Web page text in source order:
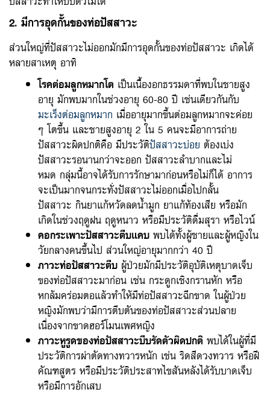
2. มีการอุดกั้นของท่อปัสสาวะ
ส่วนใหญ่ที่ปัสสาวะไม่ออกมักมีการอุดกั้นของท่อปัสสาวะ เกิดได้
หลายสาเหตุ อาทิ
โรคต่อมลูกหมากโต เป็นเนื้องอกธรรมดาที่พบในชายสูง
อายุ มักพบมากในช่วงอายุ 60-80 ปี เช่นเดียวกันกับ
มะเร็งต่อมลูกหมาก เมื่ออายุมากขึ้นต่อมลูกหมากจะค่อย
ๆ โตขึ้น และชายสูงอายุ 2 ใน 5 คนจะมีอาการถ่าย
ปัสสาวะผิดปกติคือ มีประวัติปัสสาวะบ่อย ต้องเบ่ง
ปัสสาวะรอนานกว่าจะออก ปัสสาวะลำบากและไม่
หมด กลุ่มนี้อาจได้รับการรักษามาก่อนหรือไม่ก็ได้ อาการ
จะเป็นมากจนกระทั่งปัสสาวะไม่ออกเมื่อไปกลั้น
ปัสสาวะ กินยาแก้หวัดลดน้ำมูก ยาแก้ท้องเสีย หรือมัก
เกิดในช่วงฤดูฝน ฤดูหนาว หรือมีประวัติดื่มสุรา หรือไวน์
คอกระเพาะปัสสาวะตีบแคบ พบได้ทั้งผู้ชายและผู้หญิงใน
วัยกลางคนขึ้นไป ส่วนใหญ่อายุมากกว่า 40 ปี
ภาวะท่อปัสสาวะตีบ ผู้ป่วยมักมีประวัติอุบัติเหตุบาดเจ็บ
ของท่อปัสสาวะมาก่อน เช่น กระดูกเชิงกรานหัก หรือ
หกล้มคร่อมตอแล้วทำให้มีท่อปัสสาวะฉีกขาด ในผู้ป่วย
หญิงมักพบว่ามีการตีบตันของท่อปัสสาวะส่วนปลาย
เนื่องจากขาดฮอร์โมนเพศหญิง
ภาวะหูรูดของท่อปัสสาวะบีบรัดตัวผิดปกติ พบได้ในผู้ที่มี
ประวัติการผ่าตัดทางทวารหนัก เช่น ริดสีดวงทวาร หรือฝี
คัณฑสูตร หรือมีประวัติประสาทไขสันหลังได้รับบาดเจ็บ
หรือมีการอักเสบ